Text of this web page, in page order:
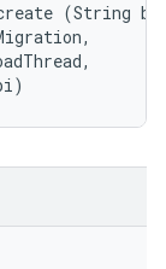
(String